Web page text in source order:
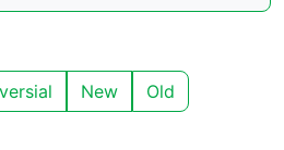
New Old